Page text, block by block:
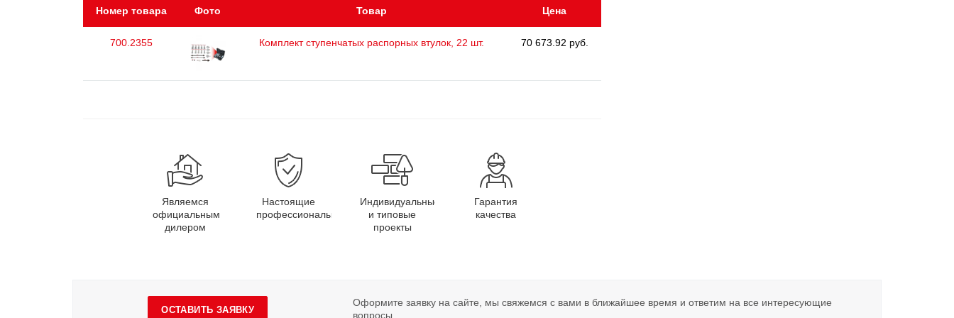
Номер товара Фото Товар Цена
700.2355 Комплект ступенчатых распорных втулок, 22 шт. 70 673.92 руб.
Являемся
официальным
дилером
Настоящие
профессионалы
Индивидуальные
и типовые
проекты
Гарантия
качества
ОСТАВИТЬ ЗАЯВКУ
Оформите заявку на сайте, мы свяжемся с вами в ближайшее время и ответим на все интересующие
вопросы.